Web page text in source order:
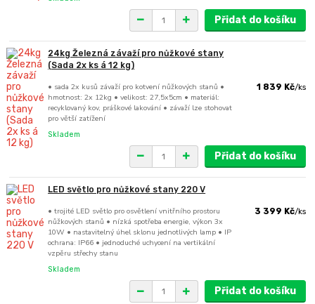
Přidat do košíku
24kg Železná závaží pro nůžkové stany
(Sada 2x ks á 12 kg)
• sada 2x kusů závaží pro kotvení nůžkových stanů •
hmotnost: 2x 12kg • velikost: 27,5x5cm • materiál:
recyklovaný kov, práškové lakování • závaží lze stohovat
pro větší zatížení
1 839 Kč/ks
Skladem
Přidat do košíku
LED světlo pro nůžkové stany 220 V
• trojité LED světlo pro osvětlení vnitřního prostoru
nůžkových stanů • nízká spotřeba energie, výkon 3x
10W • nastavitelný úhel sklonu jednotlivých lamp • IP
ochrana: IP66 • jednoduché uchycení na vertikální
vzpěru střechy stanu
3 399 Kč/ks
Skladem
Přidat do košíku